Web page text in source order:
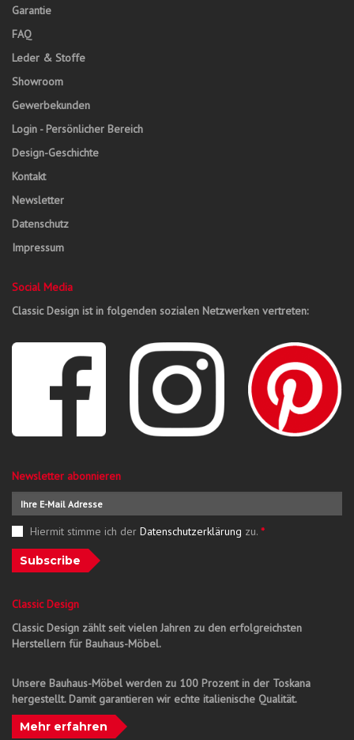
Garantie
FAQ
Leder & Stoffe
Showroom
Gewerbekunden
Login - Persönlicher Bereich
Design-Geschichte
Kontakt
Newsletter
Datenschutz
Impressum
Social Media
Classic Design ist in folgenden sozialen Netzwerken vertreten:
Newsletter abonnieren
Hiermit stimme ich der Datenschutzerklärung zu. *
Subscribe
Classic Design
Classic Design zählt seit vielen Jahren zu den erfolgreichsten
Herstellern für Bauhaus-Möbel.
Unsere Bauhaus-Möbel werden zu 100 Prozent in der Toskana
hergestellt. Damit garantieren wir echte italienische Qualität.
Mehr erfahren